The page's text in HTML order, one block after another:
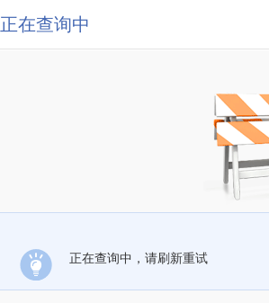
正在查询中
正在查询中，请刷新重试